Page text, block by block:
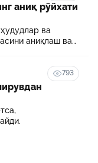
аниқ рўйхати
ва
аниқлаш ва
793